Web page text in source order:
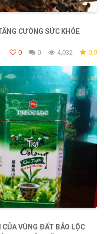
CƯỜNG SỨC KHỎE
0 0 4,032 0.0
VÙNG ĐẤT BẢO LỘC